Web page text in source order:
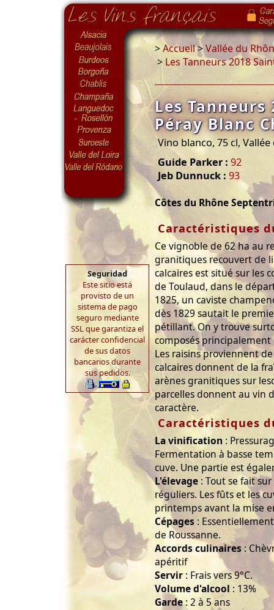
Seguridad
Este sitio está
provisto de un
sistema de pago
seguro mediante
SSL que garantiza el
carácter confidencial
de sus datos
bancarios durante
sus pedidos.
>Accueil>Vallée du
> Les Tanneurs 2018
Les Tanneurs
Péray Blanc
Vino blanco, 75 cl,
Guide Parker : 92
Jeb Dunnuck : 93
Côtes du Rhône
Caractéristiques
Ce vignoble de 62 ha au
granitiques recouvert de
calcaires est situé sur les
de Toulaud, dans le
1825, un caviste
dès 1829 sautait le
pétillant. On y trouve
composés
Les raisins proviennent
calcaires donnent de la
arènes granitiques sur
parcelles donnent au vin
caractère.
Caractéristiques
La vinification :
Fermentation à basse
cuve. Une partie est
L'élevage : Tout se fait
réguliers. Les fûts et les
printemps avant la mise
Cépages :
de Roussanne.
Accords culinaires :
apéritif
Servir : Frais vers 9°C.
Volume d'alcool : 13%
Garde: 2 à 5 ans